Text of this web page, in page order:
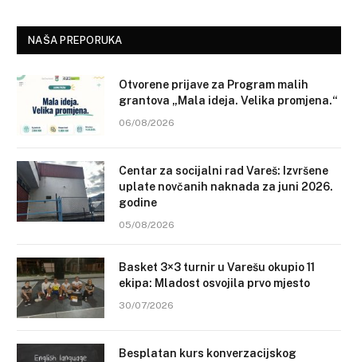
NAŠA PREPORUKA
Otvorene prijave za Program malih
grantova „Mala ideja. Velika promjena.“
06/08/2026
Centar za socijalni rad Vareš: Izvršene
uplate novčanih naknada za juni 2026.
godine
05/08/2026
Basket 3×3 turnir u Varešu okupio 11
ekipa: Mladost osvojila prvo mjesto
30/07/2026
Besplatan kurs konverzacijskog